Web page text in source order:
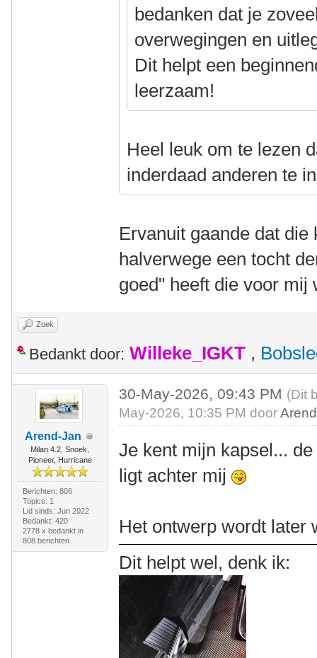
bedanken dat je
overwegingen en
Dit helpt een
leerzaam!
Heel leuk om te lezen
inderdaad anderen te
Ervanuit gaande dat
halverwege een tocht
goed" heeft die voor
Zoek
Bedankt door: Willeke_IGKT ,
Arend-Jan
Milan 4.2, Snoek,
Pioneer, Hurricane
Berichten: 806
Topics: 1
Lid sinds: Jun 2022
Bedankt: 420
2778 x bedankt in
808 berichten
30-May-2026, 09:43 PM (Dit
May-2026, 10:35 PM door
Je kent mijn kapsel...
ligt achter mij
Het ontwerp wordt later
Dit helpt wel, denk ik: